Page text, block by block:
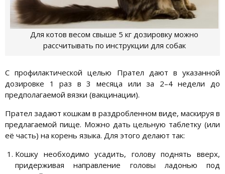
Для котов весом свыше 5 кг дозировку можно
рассчитывать по инструкции для собак
С профилактической целью Прател дают в указанной
дозировке 1 раз в 3 месяца или за 2–4 недели до
предполагаемой вязки (вакцинации).
Прател задают кошкам в раздробленном виде, маскируя в
предлагаемой пище. Можно дать цельную таблетку (или
её часть) на корень языка. Для этого делают так:
Кошку необходимо усадить, голову поднять вверх,
придерживая направление головы ладонью под